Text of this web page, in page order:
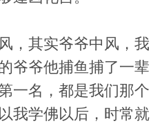
，其实爷爷中风，我
爷爷他捕鱼捕了一辈
一名，都是我们那个
我学佛以后，时常就